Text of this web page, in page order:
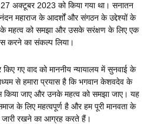
अक्टूबर 2023 को किया गया था। सनातन
महाराज के आदर्शों और संगठन के उद्देश्यों के
के महत्व को समझा और उसके सरंक्षण के लिए एक
करने का संकल्प लिया।
किए गए वाद को माननीय न्यायालय में सुनवाई के
से हमारा प्रयास है कि भगवान केशवदेव के
किया जाए और उनके महत्व को समझा जाए। यह
के लिए महत्वपूर्ण है और हम पूरी मानवता के
जारी रखने का आग्रह करते हैं।